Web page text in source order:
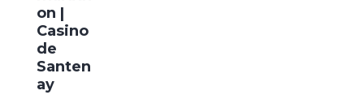
on |
Casino
de
Santen
ay